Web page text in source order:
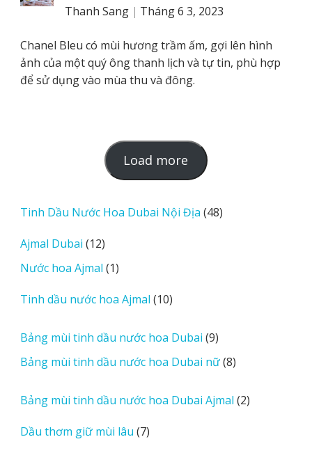
Rated 5out
Thanh Sang
Tháng 6 3, 2023
Chanel Bleu có mùi hương trầm ấm, gợi lên hình
ảnh của một quý ông thanh lịch và tự tin, phù hợp
để sử dụng vào mùa thu và đông.
Load more
o
d
v
e
s
Tinh Dầu Nước Hoa Dubai Nội Địa 4848
Ajmal Dubai 1212
sản
phẩm
Nước hoa Ajmal 11
phẩm
Tinh dầu nước hoa Ajmal 1010
phẩm
Bảng mùi tinh dầu nước hoa Dubai 99
sản
phẩm
Bảng mùi tinh dầu nước hoa Dubai nữ 88
phẩm
Bảng mùi tinh dầu nước hoa Dubai Ajmal 22
Dầu thơm giữ mùi lâu 77